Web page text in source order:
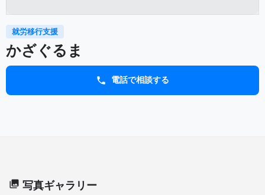
就労移行支援
かざぐるま
電話で相談する
写真ギャラリー